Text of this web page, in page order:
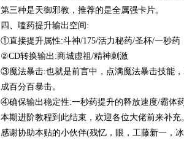
第三种是天御邪教，推荐的是全属强卡片。
四、嗑药提升输出空间:
①直接提升属性:斗神/175/活力秘药/圣杯/一秒药
②CD转换输出:商城虚祖/精神刺激
③魔法暴击:也就是前言中，点满魔法暴击技能
成百分百暴击。
④确保输出稳定性:一秒药提升的释放速度/霸体
本期进阶教程到此结束，欢迎各位大佬前来补充
感谢协助本贴的小伙伴(残忆，眼，工藤新一，